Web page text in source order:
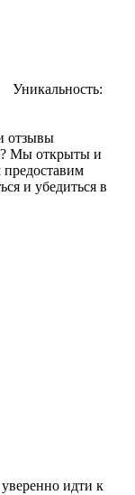
Уникальность:
отзывы
Мы открыты и
предоставим
и убедиться в
идти к